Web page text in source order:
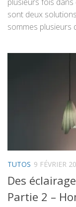
sont deux
sommes plusieurs
TUTOS 9 FÉVRIER
Des
Partie 2 –